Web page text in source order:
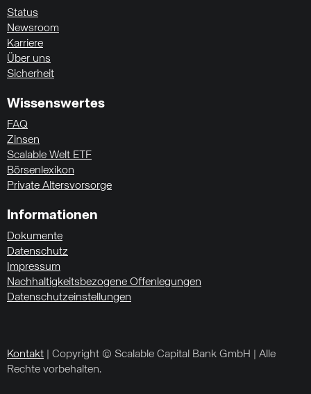
Status
Newsroom
Karriere
Über uns
Sicherheit
Wissenswertes
FAQ
Zinsen
Scalable Welt ETF
Börsenlexikon
Private Altersvorsorge
Informationen
Dokumente
Datenschutz
Impressum
Nachhaltigkeitsbezogene Offenlegungen
Datenschutzeinstellungen
Kontakt | Copyright © Scalable Capital Bank GmbH | Alle
Rechte vorbehalten.